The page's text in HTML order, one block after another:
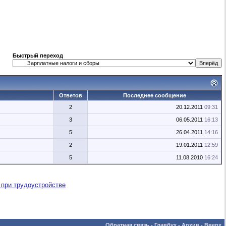
Быстрый переход
Ответов
Последнее сообщение
2
20.12.2011 09:31
3 06.05.2011 16:13
5 26.04.2011 14:16
2 19.01.2011 12:59
5 11.08.2010 16:24
трудоустройстве